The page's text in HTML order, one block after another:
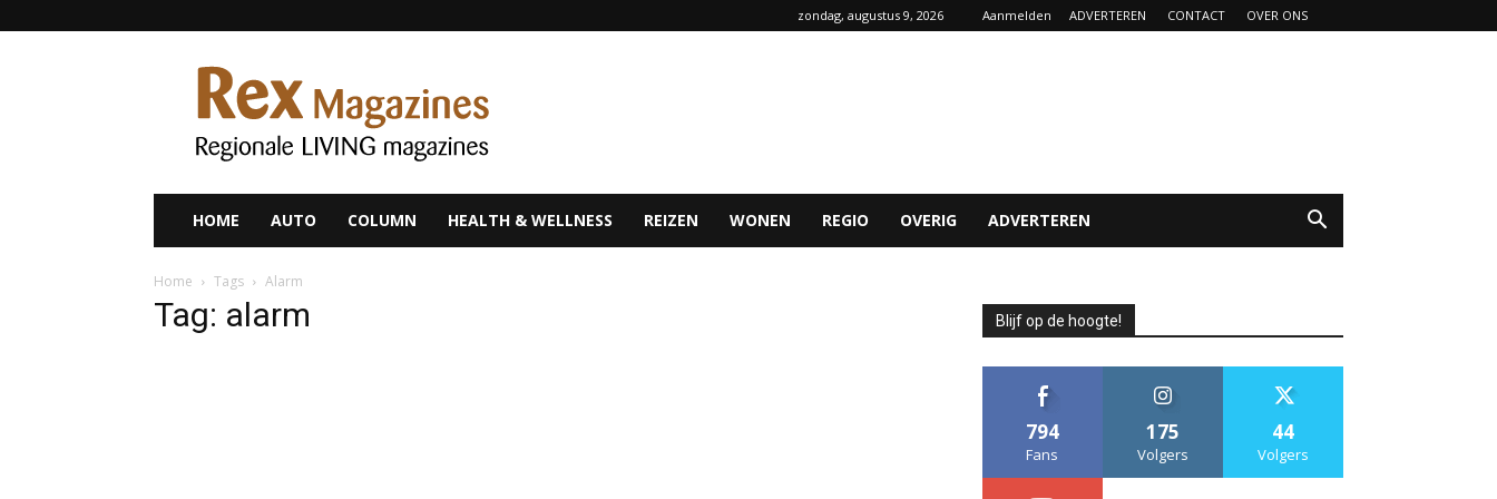
zondag, augustus 9, 2026 Aanmelden ADVERTEREN CONTACT OVER ONS
Rex
Magazines
HOME AUTO COLUMN HEALTH & WELLNESS REIZEN WONEN REGIO OVERIG ADVERTEREN
Home Tags Alarm
Tag: alarm Blijf op de hoogte!
794
Fans
175
Volgers
44
Volgers